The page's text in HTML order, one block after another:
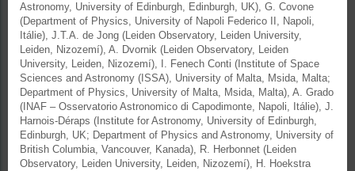
Astronomy, University of Edinburgh, Edinburgh, UK), G. Covone
(Department of Physics, University of Napoli Federico II, Napoli,
Itálie), J.T.A. de Jong (Leiden Observatory, Leiden University,
Leiden, Nizozemí), A. Dvornik (Leiden Observatory, Leiden
University, Leiden, Nizozemí), I. Fenech Conti (Institute of Space
Sciences and Astronomy (ISSA), University of Malta, Msida, Malta;
Department of Physics, University of Malta, Msida, Malta), A. Grado
(INAF – Osservatorio Astronomico di Capodimonte, Napoli, Itálie), J.
Harnois-Déraps (Institute for Astronomy, University of Edinburgh,
Edinburgh, UK; Department of Physics and Astronomy, University of
British Columbia, Vancouver, Kanada), R. Herbonnet (Leiden
Observatory, Leiden University, Leiden, Nizozemí), H. Hoekstra